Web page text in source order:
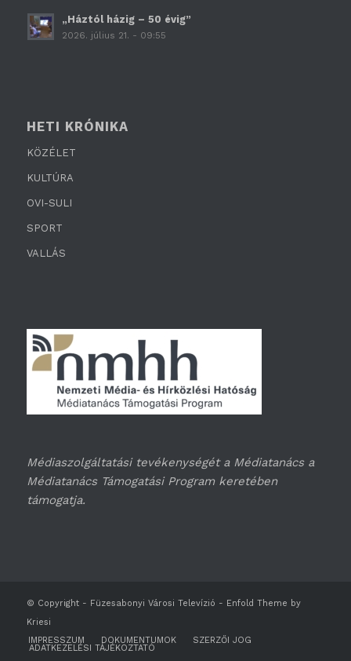
„Háztól házig – 50 évig”
2026. július 21. - 09:55
HETI KRÓNIKA
KÖZÉLET
KULTÚRA
OVI-SULI
SPORT
VALLÁS
Médiaszolgáltatási tevékenységét a Médiatanács a
Médiatanács Támogatási Program keretében
támogatja.
© Copyright - Füzesabonyi Városi Televízió - Enfold Theme by
Kriesi
IMPRESSZUM
DOKUMENTUMOK SZERZŐI JOG
ADATKEZELÉSI TÁJÉKOZTATÓ